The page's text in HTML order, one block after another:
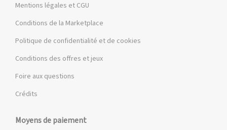
Mentions légales et CGU
Conditions de la Marketplace
Politique de confidentialité et de cookies
Conditions des offres et jeux
Foire aux questions
Crédits
Moyens de paiement